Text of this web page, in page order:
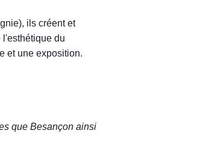
ils créent et
l'esthétique du
et une exposition.
que Besançon ainsi